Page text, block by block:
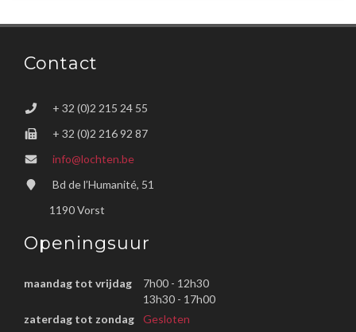
Contact
+ 32 (0)2 215 24 55
+ 32 (0)2 216 92 87
info@lochten.be
Bd de l’Humanité, 51
1190 Vorst
Openingsuur
maandag tot vrijdag
7h00 - 12h30
13h30 - 17h00
zaterdag tot zondag
Gesloten